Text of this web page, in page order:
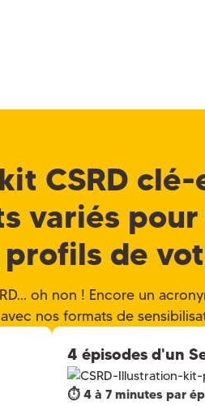
CSRD
variés
profils de
oh non ! Encore un
nos formats de
4 épisodes d'un
⏱️ 4 à 7 minutes par